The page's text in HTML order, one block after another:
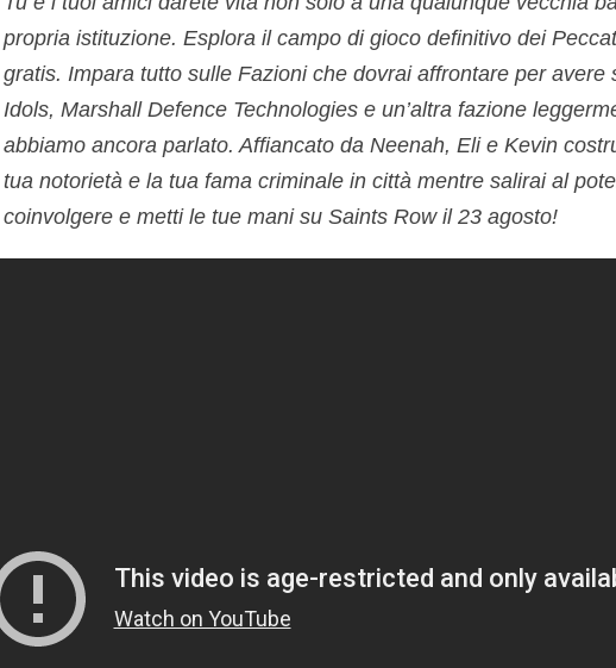
propria istituzione. Esplora il campo di gioco definitivo dei
gratis. Impara tutto sulle Fazioni che dovrai affrontare per avere
Idols, Marshall Defence Technologies e un’altra fazione
abbiamo ancora parlato. Affiancato da Neenah, Eli e Kevin
tua notorietà e la tua fama criminale in città mentre salirai al
coinvolgere e metti le tue mani su Saints Row il 23 agosto!